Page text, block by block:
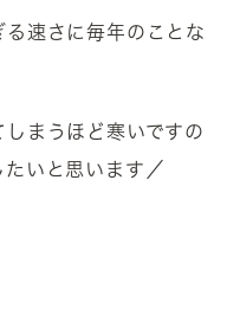
速さに毎年のことな
まうほど寒いですの
いと思います／